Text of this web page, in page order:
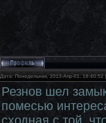
Дата: Понедельник, 2013-Апр-01,
Резнов шел
помесью
сходная с той,